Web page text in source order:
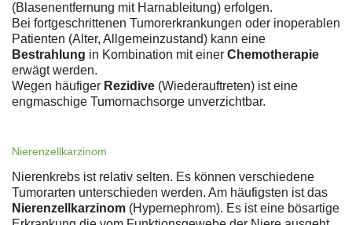
(Blasenentfernung mit Harnableitung) erfolgen.
Bei fortgeschrittenen Tumorerkrankungen oder inoperablen
Patienten (Alter, Allgemeinzustand) kann eine
Bestrahlung in Kombination mit einer Chemotherapie
erwägt werden.
Wegen häufiger Rezidive (Wiederauftreten) ist eine
engmaschige Tumornachsorge unverzichtbar.
Nierenzellkarzinom
Nierenkrebs ist relativ selten. Es können verschiedene
Tumorarten unterschieden werden. Am häufigsten ist das
Nierenzellkarzinom (Hypernephrom). Es ist eine bösartige